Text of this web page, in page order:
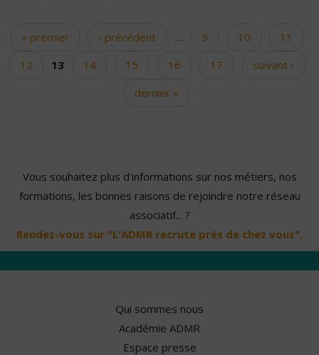
Pages
« premier ‹ précédent … 9 10
11
12
13 14 15 16 17
suivant ›
dernier »
Vous souhaitez plus d'informations sur nos métiers, nos
formations, les bonnes raisons de rejoindre notre réseau
associatif... ?
Rendez-vous sur "L'ADMR recrute près de chez vous".
Qui sommes nous
Académie ADMR
Espace presse